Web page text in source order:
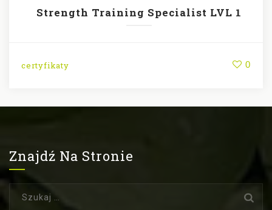
Strength Training Specialist LVL 1
certyfikaty 0
Znajdź Na Stronie